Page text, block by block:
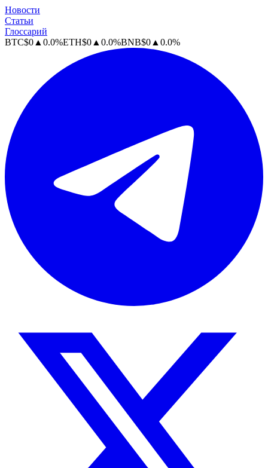
Новости
Статьи
Глоссарий
BTC$0 ▲ 0.0%ETH$0 ▲ 0.0%BNB$0 ▲ 0.0%